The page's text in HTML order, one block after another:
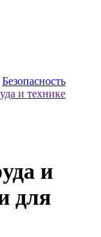
Безопасность
и технике
и
для